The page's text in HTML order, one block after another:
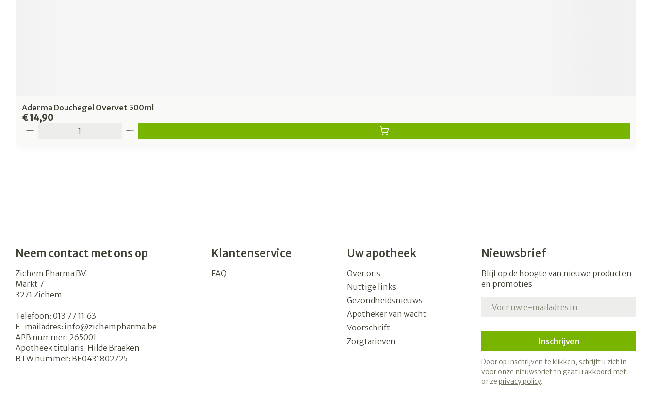
Aderma Douchegel Overvet 500ml
€ 14,90
Neem contact met ons op
Zichem Pharma BV
Markt 7
3271 Zichem
Telefoon: 013 77 11 63
E-mailadres: info@zichempharma.be
APB nummer: 265001
Apotheek titularis: Hilde Braeken
BTW nummer: BE0431802725
Klantenservice
FAQ
Uw apotheek
Over ons
Nuttige links
Gezondheidsnieuws
Apotheker van wacht
Voorschrift
Zorgtarieven
Nieuwsbrief
Blijf op de hoogte van nieuwe producten
en promoties
Inschrijven
Door op inschrijven te klikken, schrijft u zich in
voor onze nieuwsbrief en gaat u akkoord met
onze privacy policy.